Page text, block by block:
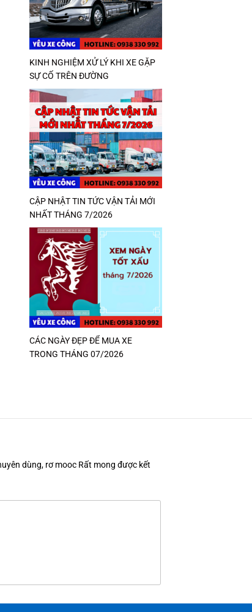
KINH NGHIỆM XỬ LÝ KHI XE GẶP
SỰ CỐ TRÊN ĐƯỜNG
CẬP NHẬT TIN TỨC VẬN TẢI MỚI
NHẤT THÁNG 7/2026
CÁC NGÀY ĐẸP ĐỂ MUA XE
TRONG THÁNG 07/2026
dùng, rơ mooc Rất mong được kết